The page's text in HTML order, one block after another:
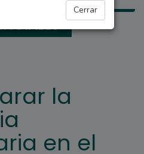
Cerrar
la
en el